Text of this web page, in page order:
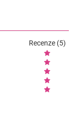
Recenze (5)